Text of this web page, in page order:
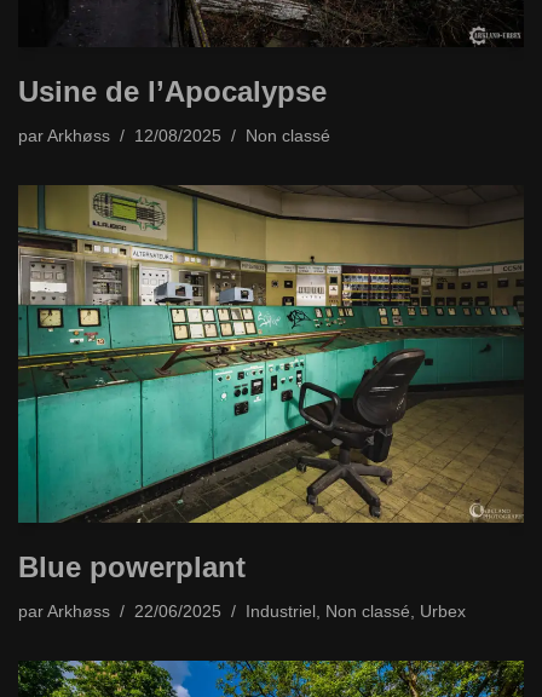
Usine de l’Apocalypse
par Arkhøss 12/08/2025 Non classé
Blue powerplant
par Arkhøss 22/06/2025 Industriel Non classé Urbex